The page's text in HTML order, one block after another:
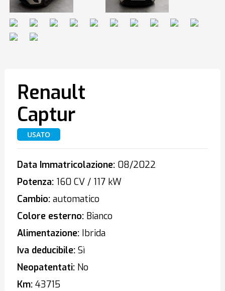
Renault
Captur
USATO
Data Immatricolazione:08/2022
Potenza:160 CV / 117 kW
Cambio:automatico
Colore esterno:Bianco
Alimentazione:Ibrida
Iva deducibile:Sì
Neopatentati:No
Km:43715